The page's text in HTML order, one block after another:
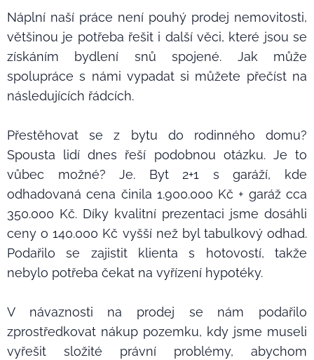
Náplní naší práce není pouhý prodej nemovitosti,
většinou je potřeba řešit i další věci, které jsou se
získáním bydlení snů spojené. Jak může
spolupráce s námi vypadat si můžete přečíst na
následujících řádcích.
Přestěhovat se z bytu do rodinného domu?
Spousta lidí dnes řeší podobnou otázku. Je to
vůbec možné? Je. Byt 2+1 s garáží, kde
odhadovaná cena činila 1.900.000 Kč + garáž cca
350.000 Kč. Díky kvalitní prezentaci jsme dosáhli
ceny o 140.000 Kč vyšší než byl tabulkový odhad.
Podařilo se zajistit klienta s hotovostí, takže
nebylo potřeba čekat na vyřízení hypotéky.
V návaznosti na prodej se nám podařilo
zprostředkovat nákup pozemku, kdy jsme museli
vyřešit složité právní problémy, abychom